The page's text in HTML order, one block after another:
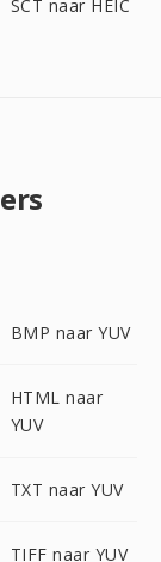
SCT naar HEIC
BMP naar YUV
HTML naar
YUV
TXT naar YUV
TIFF naar YUV